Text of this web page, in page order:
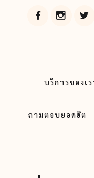
บริการของเร
ถามตอบยอดฮิต